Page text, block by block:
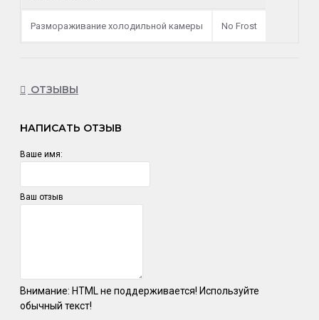
Размораживание холодильной камеры No Frost
ОТЗЫВЫ
НАПИСАТЬ ОТЗЫВ
Ваше имя:
Ваш отзыв
Внимание: HTML не поддерживается! Используйте
обычный текст!